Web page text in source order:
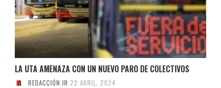
LA UTA AMENAZA CON UN NUEVO PARO DE COLECTIVOS
REDACCIÓN IR 22 ABRIL, 2024